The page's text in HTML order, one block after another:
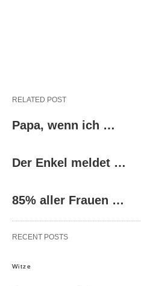
RELATED POST
Papa, wenn ich …
Der Enkel meldet …
85% aller Frauen …
RECENT POSTS
Witze